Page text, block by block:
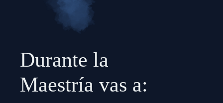
Durante la
Maestría vas a: